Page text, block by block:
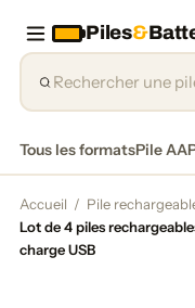
Piles&
Tous les formatsPile AA
Accueil / Pile
Lot de 4 piles
charge USB